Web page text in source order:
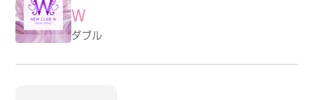
W
ダブル